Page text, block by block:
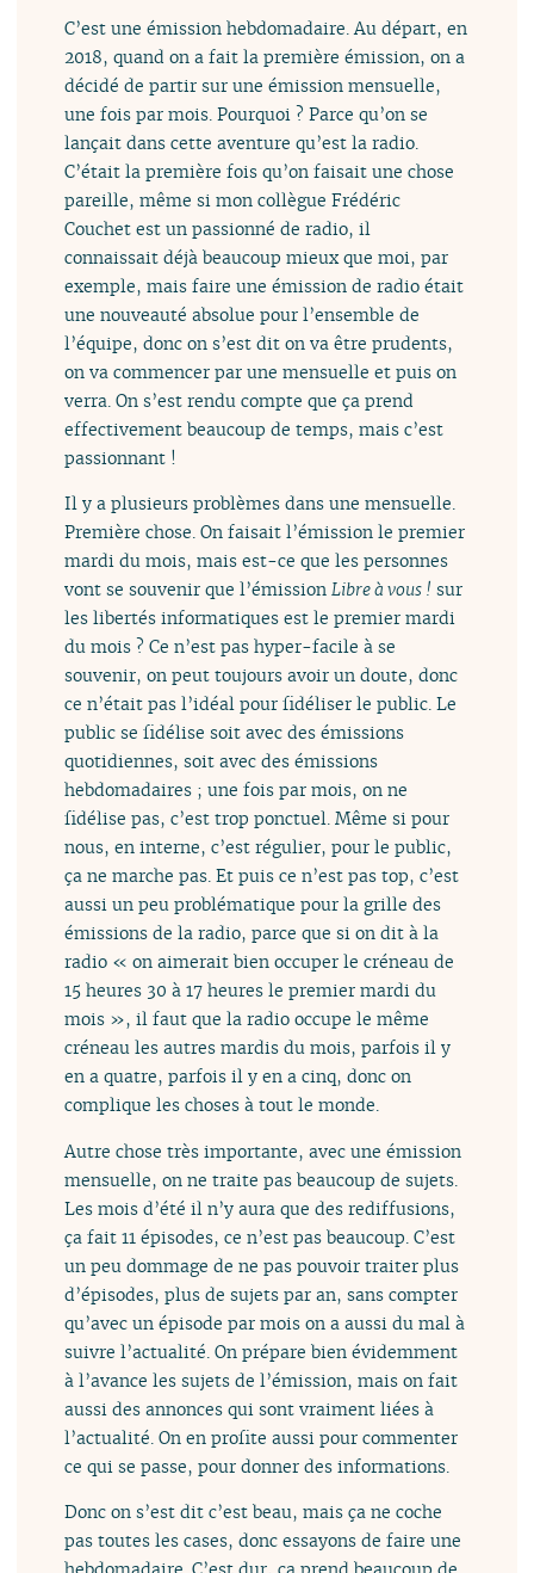
C’est une émission hebdomadaire. Au départ, en
2018, quand on a fait la première émission, on a
décidé de partir sur une émission mensuelle,
une fois par mois. Pourquoi ? Parce qu’on se
lançait dans cette aventure qu’est la radio.
C’était la première fois qu’on faisait une chose
pareille, même si mon collègue Frédéric
Couchet est un passionné de radio, il
connaissait déjà beaucoup mieux que moi, par
exemple, mais faire une émission de radio était
une nouveauté absolue pour l’ensemble de
l’équipe, donc on s’est dit on va être prudents,
on va commencer par une mensuelle et puis on
verra. On s’est rendu compte que ça prend
effectivement beaucoup de temps, mais c’est
passionnant !
Il y a plusieurs problèmes dans une mensuelle.
Première chose. On faisait l’émission le premier
mardi du mois, mais est-ce que les personnes
vont se souvenir que l’émissionLibre à vous ! sur
les libertés informatiques est le premier mardi
du mois ? Ce n’est pas hyper-facile à se
souvenir, on peut toujours avoir un doute, donc
ce n’était pas l’idéal pour fidéliser le public. Le
public se fidélise soit avec des émissions
quotidiennes, soit avec des émissions
hebdomadaires ; une fois par mois, on ne
fidélise pas, c’est trop ponctuel. Même si pour
nous, en interne, c’est régulier, pour le public,
ça ne marche pas. Et puis ce n’est pas top, c’est
aussi un peu problématique pour la grille des
émissions de la radio, parce que si on dit à la
radio « on aimerait bien occuper le créneau de
15 heures 30 à 17 heures le premier mardi du
mois », il faut que la radio occupe le même
créneau les autres mardis du mois, parfois il y
en a quatre, parfois il y en a cinq, donc on
complique les choses à tout le monde.
Autre chose très importante, avec une émission
mensuelle, on ne traite pas beaucoup de sujets.
Les mois d’été il n’y aura que des rediffusions,
ça fait 11 épisodes, ce n’est pas beaucoup. C’est
un peu dommage de ne pas pouvoir traiter plus
d’épisodes, plus de sujets par an, sans compter
qu’avec un épisode par mois on a aussi du mal à
suivre l’actualité. On prépare bien évidemment
à l’avance les sujets de l’émission, mais on fait
aussi des annonces qui sont vraiment liées à
l’actualité. On en profite aussi pour commenter
ce qui se passe, pour donner des informations.
Donc on s’est dit c’est beau, mais ça ne coche
pas toutes les cases, donc essayons de faire une